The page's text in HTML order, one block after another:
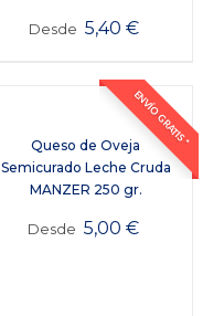
Desde 5,40 €
ENVÍO GRATIS *
Queso de Oveja
Semicurado Leche Cruda
MANZER 250 gr.
Desde 5,00€